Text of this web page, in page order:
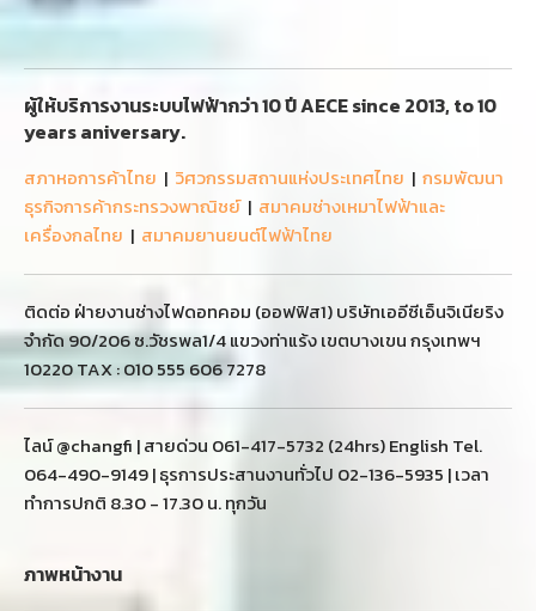
ผู้ให้บริการงานระบบไฟฟ้ากว่า 10 ปี AECE since 2013, to 10
years aniversary.
สภาหอการค้าไทย | วิศวกรรมสถานแห่งประเทศไทย | กรมพัฒนา
ธุรกิจการค้ากระทรวงพาณิชย์| สมาคมช่างเหมาไฟฟ้าและ
เครื่องกลไทย | สมาคมยานยนต์ไฟฟ้าไทย
ติดต่อ ฝ่ายงานช่างไฟดอทคอม (ออฟฟิส1) บริษัทเออีซีเอ็นจิเนียริง
จำกัด 90/206 ซ.วัชรพล1/4 แขวงท่าแร้ง เขตบางเขน กรุงเทพฯ
10220 TAX : 010 555 606 7278
ไลน์ @changfi | สายด่วน 061-417-5732 (24hrs) English Tel.
064-490-9149 | ธุรการประสานงานทั่วไป 02-136-5935 | เวลา
ทำการปกติ 8.30 - 17.30 น. ทุกวัน
ภาพหน้างาน